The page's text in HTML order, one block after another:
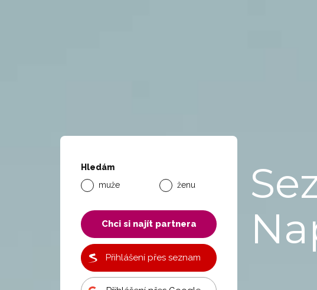
Hledám
muže
ženu
Chci si najít partnera
Přihlášení přes seznam